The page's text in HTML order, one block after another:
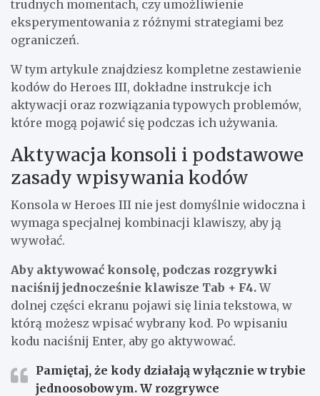
trudnych momentach, czy umożliwienie
eksperymentowania z różnymi strategiami bez
ograniczeń.
W tym artykule znajdziesz kompletne zestawienie
kodów do Heroes III, dokładne instrukcje ich
aktywacji oraz rozwiązania typowych problemów,
które mogą pojawić się podczas ich używania.
Aktywacja konsoli i podstawowe
zasady wpisywania kodów
Konsola w Heroes III nie jest domyślnie widoczna i
wymaga specjalnej kombinacji klawiszy, aby ją
wywołać.
Aby aktywować konsolę, podczas rozgrywki
naciśnij jednocześnie klawisze Tab + F4.W
dolnej części ekranu pojawi się linia tekstowa, w
którą możesz wpisać wybrany kod. Po wpisaniu
kodu naciśnij Enter, aby go aktywować.
Pamiętaj, że kody działają wyłącznie w trybie
jednoosobowym. W rozgrywce